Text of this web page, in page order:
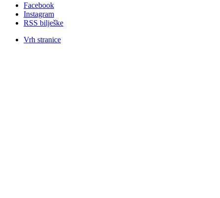
Facebook
Instagram
RSS bilješke
Vrh stranice